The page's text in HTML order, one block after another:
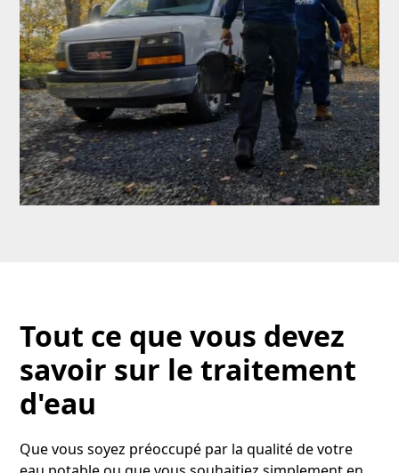
Tout ce que vous devez
savoir sur le traitement
d'eau
Que vous soyez préoccupé par la qualité de votre